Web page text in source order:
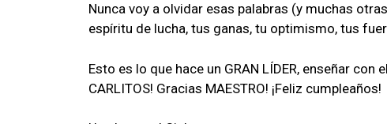
Nunca voy a olvidar esas palabras (y muchas
espíritu de lucha, tus ganas, tu optimismo, tus
Esto es lo que hace un GRAN LÍDER, enseñar con
CARLITOS! Gracias MAESTRO! ¡Feliz cumpleaños!